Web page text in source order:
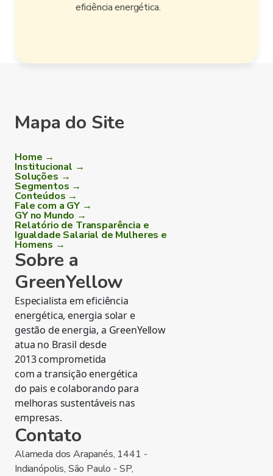
eficiência energética.
Mapa do Site
Home →
Institucional →
Soluções →
Segmentos →
Conteúdos →
Fale com a GY →
GY no Mundo →
Relatório de Transparência e
Igualdade Salarial de Mulheres e
Homens →
Sobre a
GreenYellow
Especialista em eficiência
energética, energia solar e
gestão de energia, a GreenYellow
atua no Brasil desde
2013 comprometida
com a transição energética
do pais e colaborando para
melhoras sustentáveis nas
empresas.
Contato
Alameda dos Arapanés, 1441 -
Indianópolis, São Paulo - SP,